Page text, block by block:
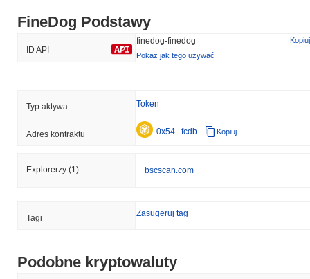
FineDog Podstawy
ID API
finedog-finedog
Kopiuj
Pokaż jak tego używać
Typ aktywa Token
Adres kontraktu 0x54...fcdb Kopiuj
Explorerzy (1) bscscan.com
Tagi Zasugeruj tag
Podobne kryptowaluty